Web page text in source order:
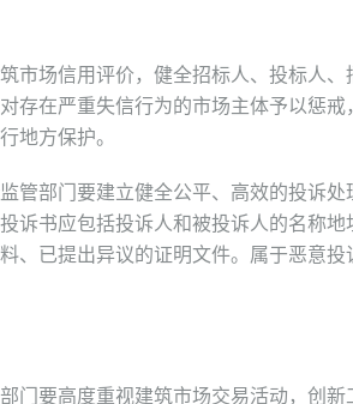
场信用评价，健全招标人、投标人、
存在严重失信行为的市场主体予以惩
地方保护。
部门要建立健全公平、高效的投诉处
诉书应包括投诉人和被投诉人的名称
、已提出异议的证明文件。属于恶意投
要高度重视建筑市场交易活动，创新